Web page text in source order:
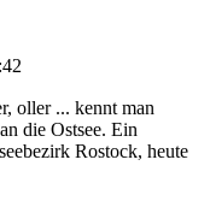
oller ... kennt man
die Ostsee. Ein
Rostock, heute